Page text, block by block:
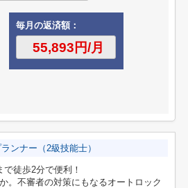
毎月の返済額：
ンナー（2級技能士）
徒歩2分で便利！
。不審者の対策にもなるオートロック